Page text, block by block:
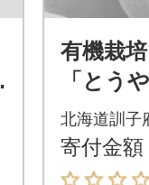
有機栽
「とう
5kg
北海道訓子
寄付金額